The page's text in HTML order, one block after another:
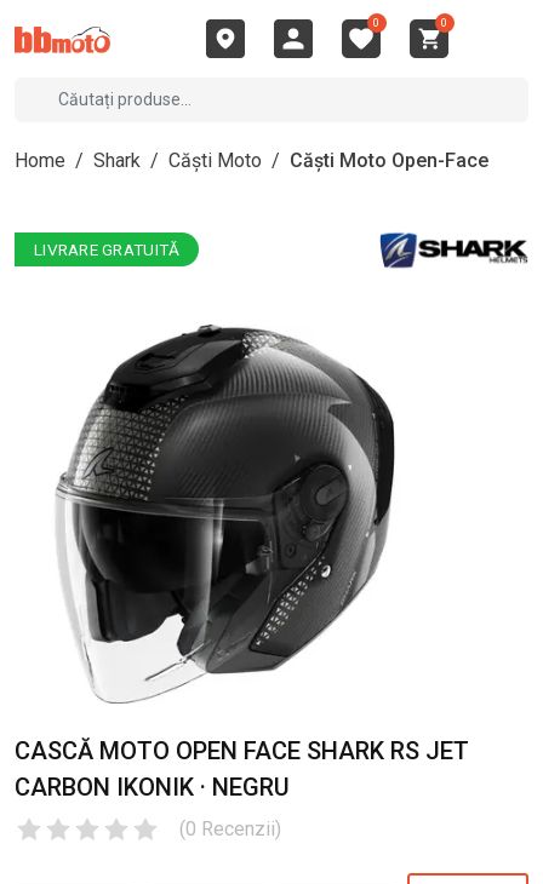
0 0
Home / Shark / Căști Moto / Căști Moto Open-Face
LIVRARE GRATUITĂ
CASCĂ MOTO OPEN FACE SHARK RS JET
CARBON IKONIK · NEGRU
(0 Recenzii)